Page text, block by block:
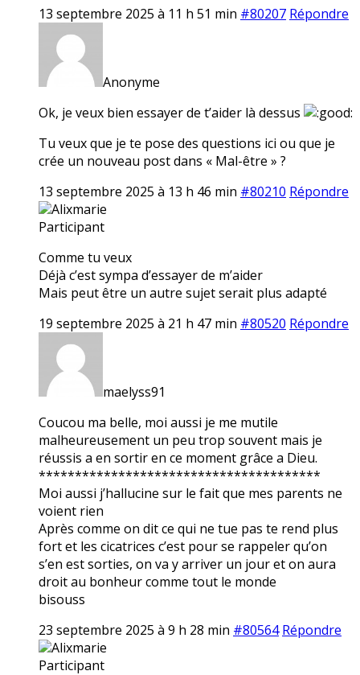
13 septembre 2025 à 11 h 51 min #80207 Répondre
Anonyme
Ok, je veux bien essayer de t’aider là dessus
Tu veux que je te pose des questions ici ou que je
crée un nouveau post dans « Mal-être » ?
13 septembre 2025 à 13 h 46 min #80210 Répondre
Alixmarie
Participant
Comme tu veux
Déjà c’est sympa d’essayer de m’aider
Mais peut être un autre sujet serait plus adapté
19 septembre 2025 à 21 h 47 min #80520 Répondre
maelyss91
Coucou ma belle, moi aussi je me mutile
malheureusement un peu trop souvent mais je
réussis a en sortir en ce moment grâce a Dieu.
***************************************
Moi aussi j’hallucine sur le fait que mes parents ne
voient rien
Après comme on dit ce qui ne tue pas te rend plus
fort et les cicatrices c’est pour se rappeler qu’on
s’en est sorties, on va y arriver un jour et on aura
droit au bonheur comme tout le monde
bisouss
23 septembre 2025 à 9 h 28 min #80564 Répondre
Alixmarie
Participant